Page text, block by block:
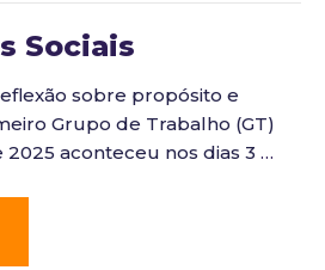
Sociais
sobre propósito e
Grupo de Trabalho (GT)
2025 aconteceu nos dias 3 …